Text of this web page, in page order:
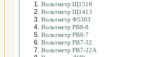
1. Вольтметр Щ1518
2. Вольтметр Щ1413
3. Вольтметр Ф5303
4. Вольтметр РВ8-8
5. Вольтметр РВ8-7
6. Вольтметр РВ7-32
7. Вольтметр РВ7-22А